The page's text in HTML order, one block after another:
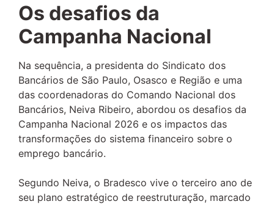
Os desafios da
Campanha Nacional
Na sequência, a presidenta do Sindicato dos
Bancários de São Paulo, Osasco e Região e uma
das coordenadoras do Comando Nacional dos
Bancários, Neiva Ribeiro, abordou os desafios da
Campanha Nacional 2026 e os impactos das
transformações do sistema financeiro sobre o
emprego bancário.
Segundo Neiva, o Bradesco vive o terceiro ano de
seu plano estratégico de reestruturação, marcado